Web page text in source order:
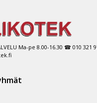
Ma-pe 8.00-16.30 ☎ 010 321